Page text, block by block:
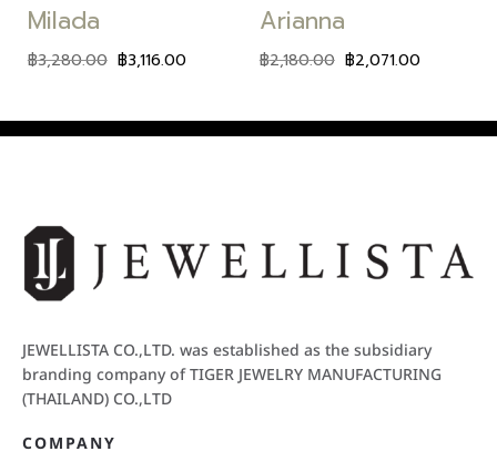
Milada
฿3,280.00 ฿3,116.00
Arianna
฿2,180.00 ฿2,071.00
JEWELLISTA CO.,LTD. was established as the subsidiary
branding company of TIGER JEWELRY MANUFACTURING
(THAILAND) CO.,LTD
COMPANY